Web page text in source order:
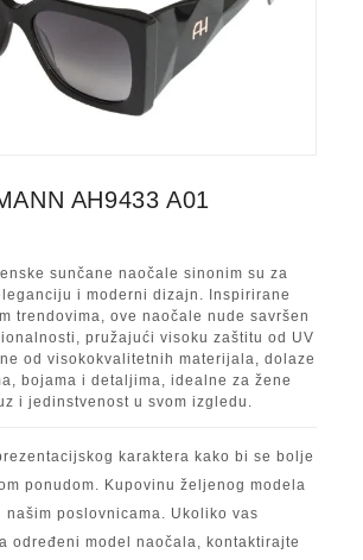
AH9433 A01
sunčane naočale sinonim su za
i moderni dizajn. Inspirirane
trendovima, ove naočale nude savršen
pružajući visoku zaštitu od UV
od visokokvalitetnih materijala, dolaze
bojama i detaljima, idealne za žene
i jedinstvenost u svom izgledu.
karaktera kako bi se bolje
ponudom. Kupovinu željenog modela
našim poslovnicama. Ukoliko vas
određeni model naočala, kontaktirajte